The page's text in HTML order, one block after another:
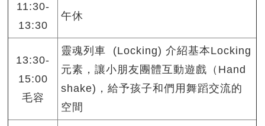
11:30-
13:30
午休
13:30-
15:00
毛容
靈魂列車 (Locking) 介紹基本Locking
元素，讓小朋友團體互動遊戲（Hand
shake)，給予孩子和們用舞蹈交流的
空間